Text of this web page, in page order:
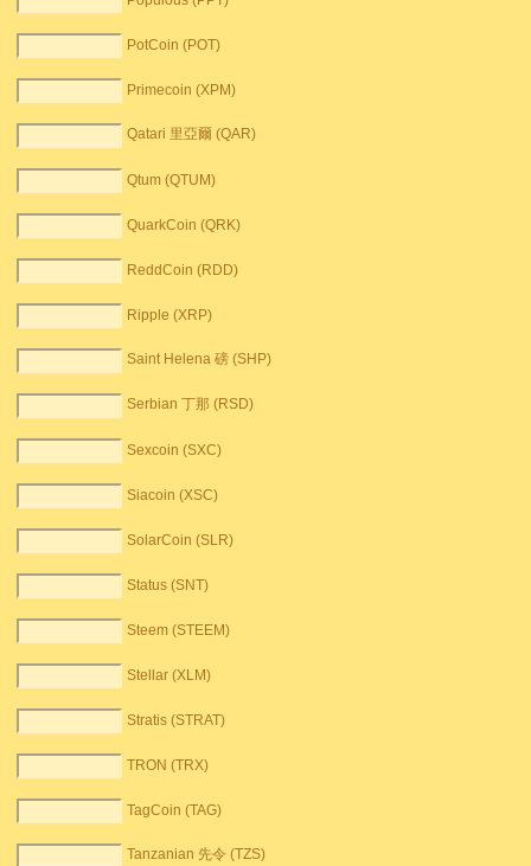
PotCoin (POT)
Primecoin (XPM)
Qatari 里亞爾 (QAR)
Qtum (QTUM)
QuarkCoin (QRK)
ReddCoin (RDD)
Ripple (XRP)
Saint Helena 磅 (SHP)
Serbian 丁那 (RSD)
Sexcoin (SXC)
Siacoin (XSC)
SolarCoin (SLR)
Status (SNT)
Steem (STEEM)
Stellar (XLM)
Stratis (STRAT)
TRON (TRX)
TagCoin (TAG)
Tanzanian 先令 (TZS)